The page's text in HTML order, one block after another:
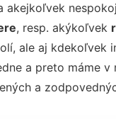
akejkoľvek
, resp. akýkoľvek
ale aj kdekoľvek
a preto máme v
a